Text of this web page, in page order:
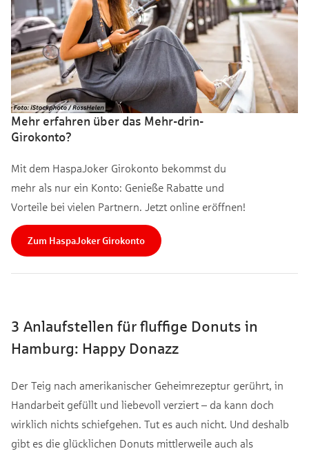
Mehr erfahren über das Mehr-drin-
Girokonto?
Mit dem HaspaJoker Girokonto bekommst du
mehr als nur ein Konto: Genieße Rabatte und
Vorteile bei vielen Partnern. Jetzt online eröffnen!
Zum HaspaJoker Girokonto
3 Anlaufstellen für fluffige Donuts in
Hamburg: Happy Donazz
Der Teig nach amerikanischer Geheimrezeptur gerührt, in
Handarbeit gefüllt und liebevoll verziert – da kann doch
wirklich nichts schiefgehen. Tut es auch nicht. Und deshalb
gibt es die glücklichen Donuts mittlerweile auch als